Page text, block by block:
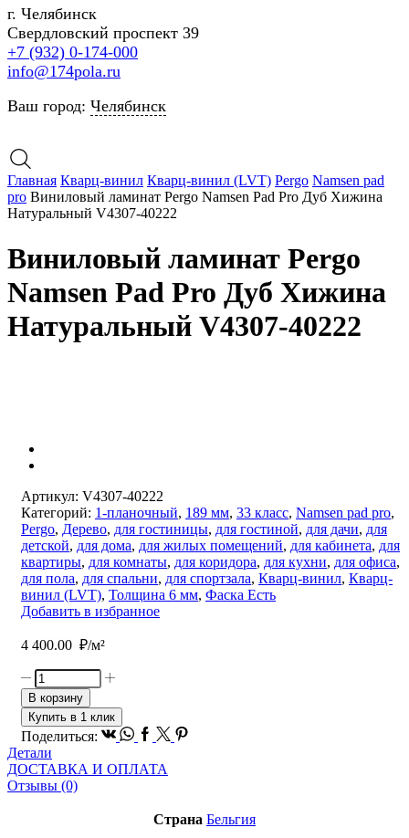
г. Челябинск
Свердловский проспект 39
+7 (932) 0-174-000
info@174pola.ru
Ваш город: Челябинск
Главная Кварц-винил Кварц-винил (LVT) Pergo Namsen pad
pro Виниловый ламинат Pergo Namsen Pad Pro Дуб Хижина
Натуральный V4307-40222
Виниловый ламинат Pergo
Namsen Pad Pro Дуб Хижина
Натуральный V4307-40222
Артикул: V4307-40222
Категорий: 1-планочный, 189 мм, 33 класс, Namsen pad pro,
Pergo, Дерево, для гостиницы, для гостиной, для дачи, для
детской, для дома, для жилых помещений, для кабинета, для
квартиры, для комнаты, для коридора, для кухни, для офиса,
для пола, для спальни, для спортзала, Кварц-винил, Кварц-
винил (LVT), Толщина 6 мм, Фаска Есть
Добавить в избранное
4 400.00 ₽/м²
Количество
товара
Виниловый
ламинат
Pergo
Namsen
Pad
Pro
В корзину
Купить в 1 клик
Поделиться: Vk Whatsapp
Facebook
TwitterPinterest
Детали
ДОСТАВКА И ОПЛАТА
Отзывы (0)
Страна Бельгия